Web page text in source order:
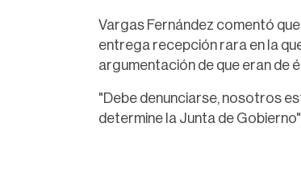
Vargas Fernández comentó
entrega recepción rara en la
argumentación de que eran de
"Debe denunciarse, nosotros
determine la Junta de